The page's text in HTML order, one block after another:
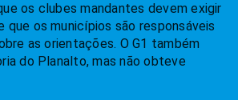
os clubes mandantes devem exigir
que os municípios são responsáveis
as orientações. O G1 também
do Planalto, mas não obteve